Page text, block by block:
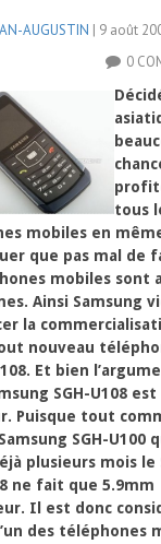
AUGUSTIN | 9 août
0
tous
mobiles en
que pas mal de
mobiles sont
Ainsi Samsung
la
nouveau
Et bien
SGH-U108 est
Puisque tout
SGH-U100
plusieurs mois le
ne fait que 5.9mm
Il est donc
des téléphones